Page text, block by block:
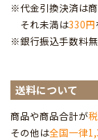
※代金引換決済は
それ未満は330円
※銀行振込手数料無
送料について
商品や商品合計が
その他は全国一律